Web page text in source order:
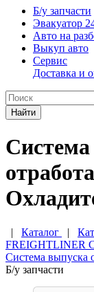
Б/у запчасти
Эвакуатор
Авто на
Выкуп авто
Сервис
Доставка и
Найти
| Каталог |
FREIGHTLINER
Система выпуска
Б/у запчасти